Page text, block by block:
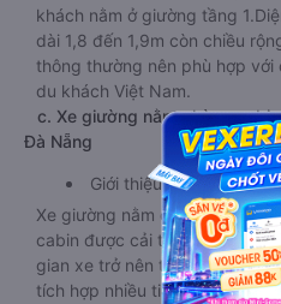
khách nằm ở giường tầng
dài 1,8 đến 1,9m còn chiều
thông thường nên phù hợp với
du khách Việt Nam.
c. Xe giường nằm phòng
Đà Nẵng
Giới thiệu
Xe giường nằm đi Bến xe
cabin được cải tiến từ xe
gian xe trở nên thoáng đãng,
tích hợp nhiều tiện ích trên xe